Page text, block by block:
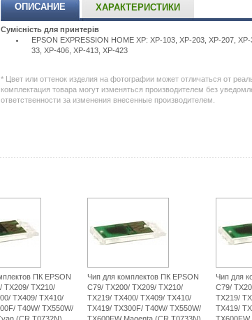
ОПИСАНИЕ ХАРАКТЕРИСТИКИ
Сумісність для принтерів
EPSON EXPRESSION HOME XP: XP-103, XP-203, XP-207,
33, XP-406, XP-413, XP-423Подробнее:
chernila-
dlya-
kartridzhej-
103-
xp-
306-
black-
cr-
t1701n.html
* Цвет или оттенок изделия на фотографии может отличаться от
комплектация товара могут изменяться производителем без
ответственности за изменения внесенные производителем.
ПК EPSON
TX209/ TX210/
TX409/ TX410/
T40W/ TX550W/
Чип для комплектов ПК EPSON
С79/ TX200/ TX209/ TX210/
TX219/ TX400/ TX409/ TX410/
TX419/ TX300F/ T40W/ TX550W/
Чип для
С79/
TX219/
TX419/